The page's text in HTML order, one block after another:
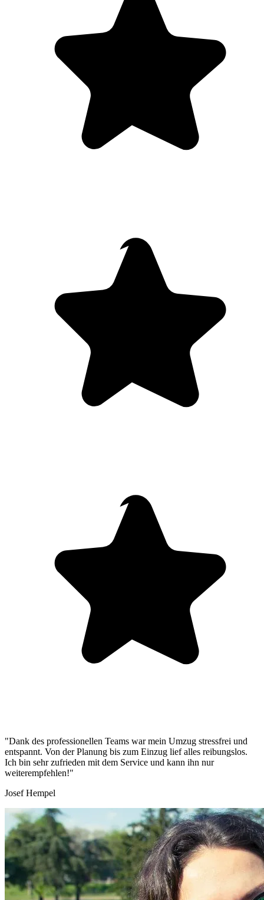
"Dank des professionellen Teams war mein Umzug stressfrei und
entspannt. Von der Planung bis zum Einzug lief alles reibungslos.
Ich bin sehr zufrieden mit dem Service und kann ihn nur
weiterempfehlen!"
Josef Hempel